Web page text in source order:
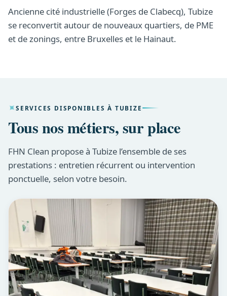
Ancienne cité industrielle (Forges de Clabecq), Tubize
se reconvertit autour de nouveaux quartiers, de PME
et de zonings, entre Bruxelles et le Hainaut.
SERVICES DISPONIBLES À TUBIZE
Tous nos métiers, sur place
FHN Clean propose à Tubize l’ensemble de ses
prestations : entretien récurrent ou intervention
ponctuelle, selon votre besoin.